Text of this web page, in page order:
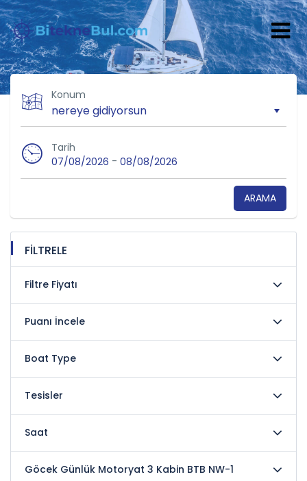
Konum
Tarih
07/08/2026 - 08/08/2026
ARAMA
FİLTRELE
Filtre Fiyatı
Puanı İncele
Boat Type
Tesisler
Saat
Göcek Günlük Motoryat 3 Kabin BTB NW-1